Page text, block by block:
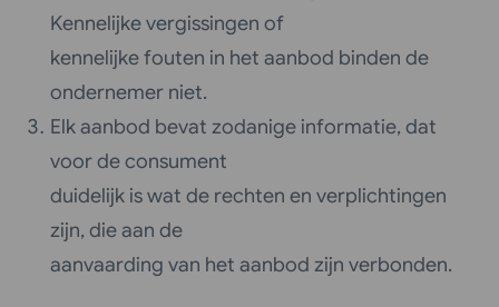
Kennelijke vergissingen of
kennelijke fouten in het aanbod binden de
ondernemer niet.
Elk aanbod bevat zodanige informatie, dat
voor de consument
duidelijk is wat de rechten en verplichtingen
zijn, die aan de
aanvaarding van het aanbod zijn verbonden.